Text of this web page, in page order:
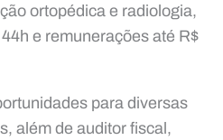
ortopédica e radiologia,
e remunerações até R$
para diversas
além de auditor fiscal,